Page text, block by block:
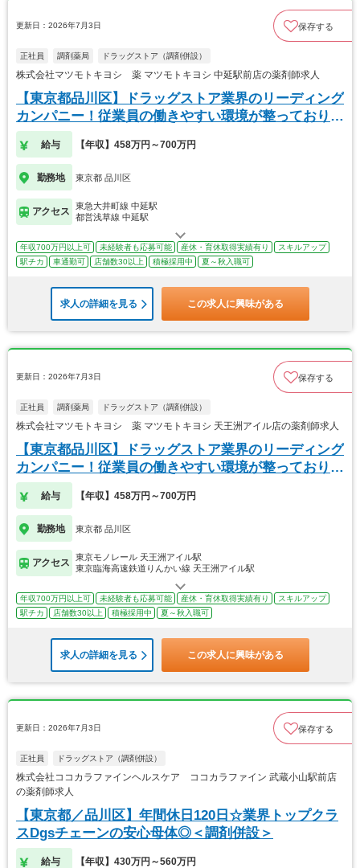
更新日：2026年7月3日 保存する
正社員 調剤薬局 ドラッグストア（調剤併設）
株式会社マツモトキヨシ 薬 マツモトキヨシ 中延駅前店の薬剤師求人
【東京都品川区】ドラッグストア業界のリーディング
カンパニー！従業員の働きやすい環境が整っておりま
す！
給与 【年収】458万円～700万円
勤務地 東京都 品川区
アクセス
東急大井町線 中延駅
都営浅草線 中延駅
年収700万円以上可 未経験者も応募可能 産休・育休取得実績有り
スキルアップ
駅チカ
車通勤可 店舗数30以上 積極採用中 夏～秋入職可
求人の詳細を見る この求人に興味がある
更新日：2026年7月3日 保存する
正社員 調剤薬局 ドラッグストア（調剤併設）
株式会社マツモトキヨシ 薬 マツモトキヨシ 天王洲アイル店の薬剤師求人
【東京都品川区】ドラッグストア業界のリーディング
カンパニー！従業員の働きやすい環境が整っておりま
す！
給与 【年収】458万円～700万円
勤務地 東京都 品川区
アクセス
東京モノレール 天王洲アイル駅
東京臨海高速鉄道りんかい線 天王洲アイル駅
年収700万円以上可 未経験者も応募可能 産休・育休取得実績有り
スキルアップ
駅チカ
店舗数30以上 積極採用中 夏～秋入職可
求人の詳細を見る この求人に興味がある
更新日：2026年7月3日 保存する
正社員 ドラッグストア（調剤併設）
株式会社ココカラファインヘルスケア ココカラファイン 武蔵小山駅前店
の薬剤師求人
【東京都／品川区】年間休日120日☆業界トップクラ
スDgsチェーンの安心母体◎＜調剤併設＞
給与 【年収】430万円～560万円